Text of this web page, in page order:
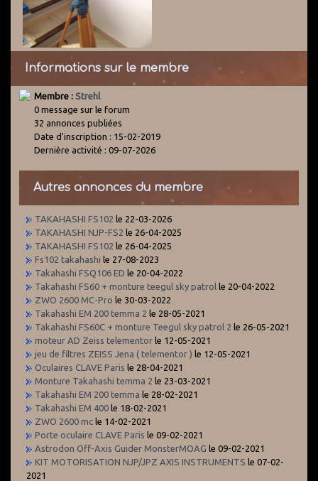
Informations sur le membre
Membre : Strehl
0 message sur le forum
32 annonces publiées
Date d'inscription : 15-02-2019
Dernière activité : 09-07-2026
Autres annonces du membre
TAKAHASHI FS102 le 22-03-2026
TAKAHASHI NJP-FS2 le 26-04-2025
TAKAHASHI FS102 le 26-04-2025
Fs102 takahashi le 27-08-2023
Takahashi FSQ106 ED le 20-04-2022
Takahashi FS60 + monture teegul sky patrol le 20-04-2022
ZWO 2600 MC-Pro le 30-03-2022
Takahashi EM 200 temma 2 le 28-05-2021
Takahashi FS60C + monture Teegul sky patrol 2 le 26-05-2021
moteur AD Zeiss telementor le 12-05-2021
jeu de filtres ZEISS Jena ( telementor ) le 12-05-2021
Oculaires CLAVE Paris le 28-04-2021
Monture Takahashi temma 2 le 23-03-2021
Takahashi EM 200 temma le 28-02-2021
Takahashi EM 400 le 18-02-2021
ZWO 2600 mc le 14-02-2021
Porte oculaire CLAVE Paris le 09-02-2021
Astrodon Off-Axis Guider MonsterMOAG le 09-02-2021
KIT MOTORISATION NJP/JPZ AXIS INSTRUMENTS le 07-02-
2021